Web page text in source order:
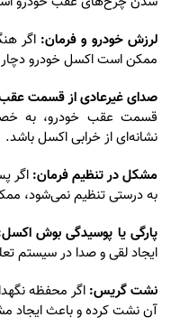
لرزش خودرو و فرمان: اگر
ممکن است اکسل خودرو
صدای غیرعادی از قسمت
قسمت عقب خودرو، به
نشانه‌ای از خرابی اکسل باشد.
مشکل در تنظیم فرمان: اگر
به درستی تنظیم نمی‌شود،
پارگی یا پوسیدگی بوش
ایجاد لقی و صدا در سیستم
نشت گریس: اگر محفظه
آن نشت کرده و باعث ایجاد